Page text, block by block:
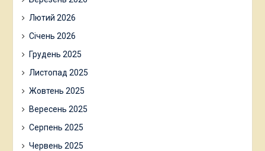
Лютий 2026
Січень 2026
Грудень 2025
Листопад 2025
Жовтень 2025
Вересень 2025
Серпень 2025
Червень 2025